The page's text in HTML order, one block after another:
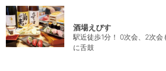
酒場えびす
駅近徒歩1分！ 0次会、2次
に舌鼓